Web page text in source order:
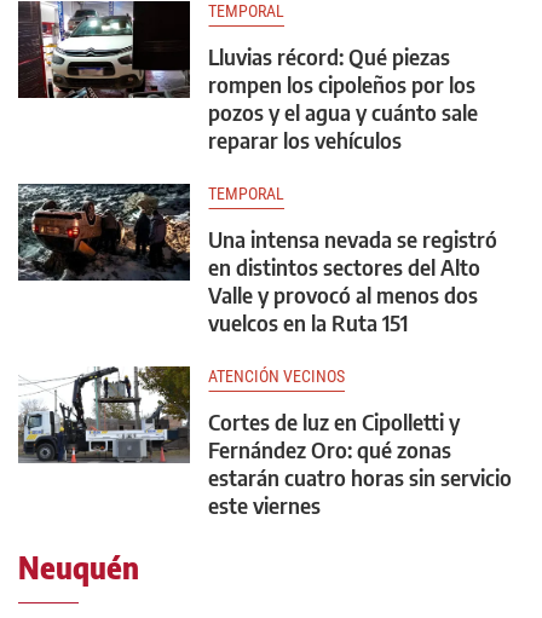
TEMPORAL
Lluvias récord: Qué piezas
rompen los cipoleños por los
pozos y el agua y cuánto sale
reparar los vehículos
TEMPORAL
Una intensa nevada se registró
en distintos sectores del Alto
Valle y provocó al menos dos
vuelcos en la Ruta 151
ATENCIÓN VECINOS
Cortes de luz en Cipolletti y
Fernández Oro: qué zonas
estarán cuatro horas sin servicio
este viernes
Neuquén